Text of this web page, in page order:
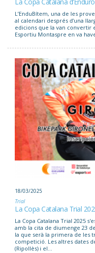
L’EnduBítem, una de les
al calendari després d’una
edicions que la van convertir
Esportiu Montaspre en va
18/03/2025
Trial
La Copa Catalana Trial
La Copa Catalana Trial 2025
amb la cita de diumenge 23
la que serà la primera de les
competició. Les altres dates
(Ripollès) i el...